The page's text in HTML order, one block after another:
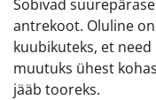
Sobivad
antrekoot. Oluline
kuubikuteks, et
muutuks ühest
jääb tooreks.